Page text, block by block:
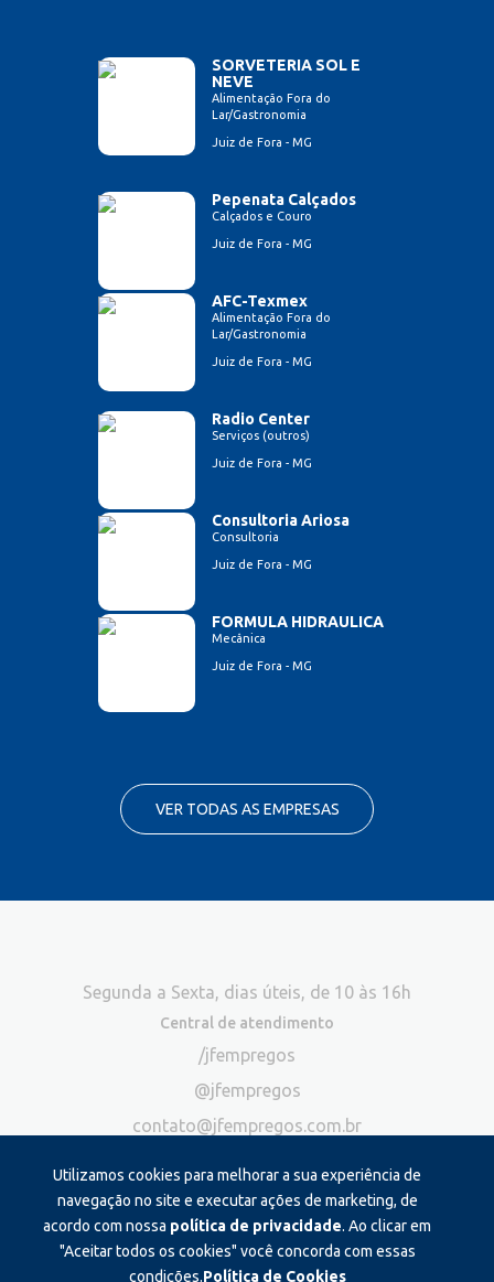
SORVETERIA SOL E
NEVE
Alimentação Fora do
Lar/Gastronomia
Juiz de Fora - MG
Pepenata Calçados
Calçados e Couro
Juiz de Fora - MG
AFC-Texmex
Alimentação Fora do
Lar/Gastronomia
Juiz de Fora - MG
Radio Center
Serviços (outros)
Juiz de Fora - MG
Consultoria Ariosa
Consultoria
Juiz de Fora - MG
FORMULA HIDRAULICA
Mecânica
Juiz de Fora - MG
VER TODAS AS EMPRESAS
Utilizamos cookies para melhorar a sua experiência de
navegação no site e executar ações de marketing, de
acordo com nossa política de privacidade. Ao clicar em
"Aceitar todos os cookies" você concorda com essas
condições.Política de Cookies
Segunda a Sexta, dias úteis, de 10 às 16h
Central de atendimento
/jfempregos
@jfempregos
contato@jfempregos.com.br
Publicidade
*Exclusivo para atendimento via chat. Não atendemos ligações neste
canal